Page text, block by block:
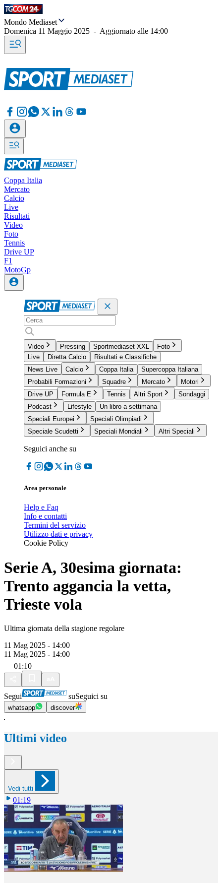
Mondo Mediaset
Domenica 11 Maggio 2025 - Aggiornato alle 14:00
Coppa Italia
Mercato
Calcio
Live
Risultati
Video
Foto
Tennis
Drive UP
F1
MotoGp
Video Pressing Sportmediaset XXL
Foto
Live
Diretta Calcio
Risultati e Classifiche
News Live
Calcio Coppa Italia
Supercoppa Italiana
Probabili Formazioni
Squadre Mercato
Motori
Drive UP
Formula E Tennis Altri Sport
Sondaggi
Podcast
Lifestyle
Un libro a settimana
Speciali Europei
Speciali Olimpiadi
Speciale Scudetti
Speciali Mondiali Altri Speciali
Seguici anche su
Area personale
Help e Faq
Info e contatti
Termini del servizio
Utilizzo dati e privacy
Cookie Policy
Serie A, 30esima giornata:
Trento aggancia la vetta,
Trieste vola
Ultima giornata della stagione regolare
11 Mag 2025 - 14:00
11 Mag 2025 - 14:00
01:10
Segui suSeguici su
whatsapp discover
Ultimi video
Vedi tutti
01:19